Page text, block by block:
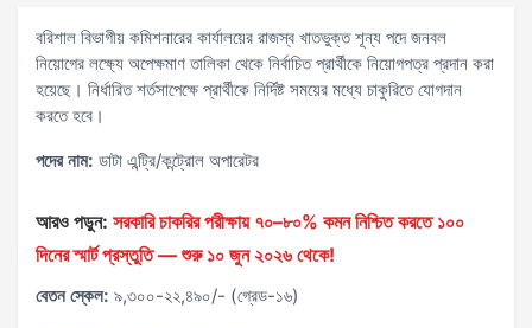
বরিশাল বিভাগীয় কমিশনারের কার্যালয়ের রাজস্ব খাতভুক্ত শূন্য পদে জনবল
নিয়োগের লক্ষ্যে অপেক্ষমাণ তালিকা থেকে নির্বাচিত প্রার্থীকে নিয়োগপত্র প্রদান করা
হয়েছে। নির্ধারিত শর্তসাপেক্ষে প্রার্থীকে নির্দিষ্ট সময়ের মধ্যে চাকুরিতে যোগদান
করতে হবে।
পদের নাম: ডাটা এন্ট্রি/কন্ট্রোল অপারেটর
আরও পড়ুন: সরকারি চাকরির পরীক্ষায় ৭০–৮০% কমন নিশ্চিত করতে ১০০
দিনের স্মার্ট প্রস্তুতি — শুরু ১০ জুন ২০২৬ থেকে!
বেতন স্কেল: ৯,৩০০-২২,৪৯০/- (গ্রেড-১৬)